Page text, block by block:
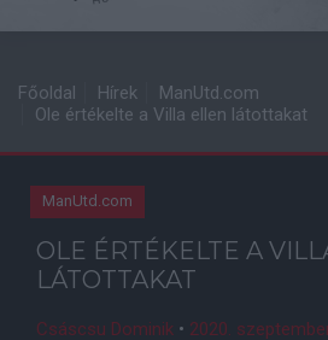
Főoldal Hírek
ManUtd.com
Ole értékelte a Villa ellen látottakat
ManUtd.com
OLE ÉRTÉKELTE A
LÁTOTTAKAT
Csáscsu Dominik • 2020.